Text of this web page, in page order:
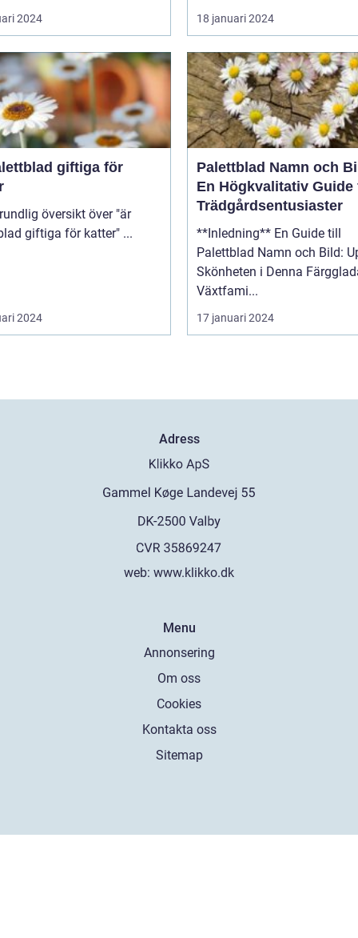
2024 18 januari 2024
giftiga för
palettblad giftiga för katter" ...
2024
Palettblad Namn och
En Högkvalitativ Guide
Trädgårdsentusiaster
**Inledning** En Guide till
Palettblad Namn och Bild:
Skönheten i Denna
Växtfami...
17 januari 2024
Adress
web: www.klikko.dk
Menu
Annonsering
Om oss
Cookies
Kontakta oss
Sitemap